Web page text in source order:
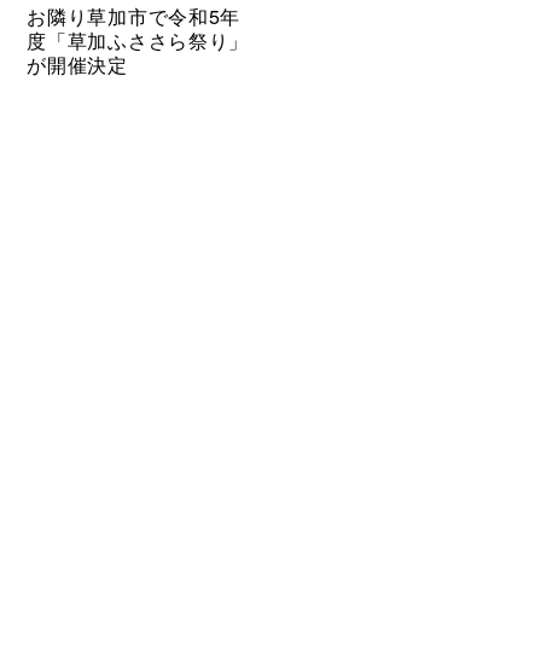
お隣り草加市で令和5年
度「草加ふささら祭り」
が開催決定